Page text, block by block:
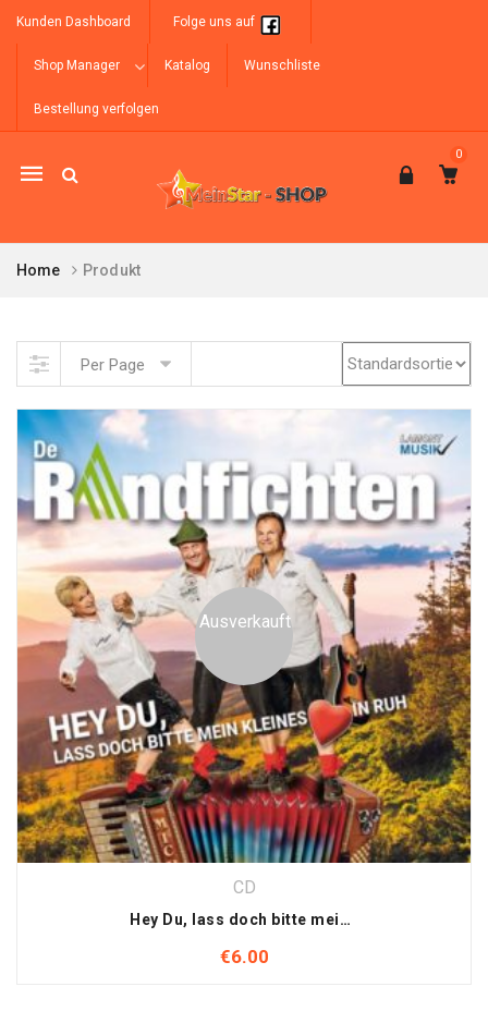
Kunden Dashboard Folge uns auf
Shop Manager Katalog Wunschliste
Bestellung verfolgen
Mobile
0
Home Produkt
Skip to content
Per Page
Ausverkauft
CD
Hey Du, lass doch bitte mein kleines Herz in Ruh (Single-CD)
€6.00